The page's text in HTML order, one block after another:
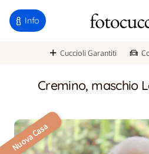
Info
Cuccioli Garantiti
Cremino, maschio
Nuova Casa